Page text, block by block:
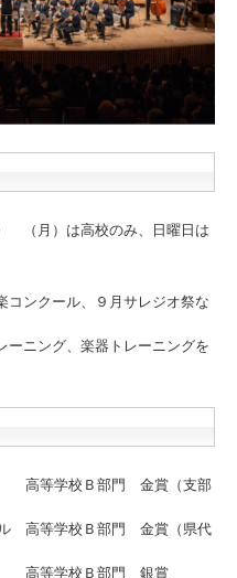
（月）は高校のみ、日曜日は
コンクール、９月サレジオ祭な
ーニング、楽器トレーニングを
高等学校Ｂ部門 金賞（支部
高等学校Ｂ部門 金賞（県代
高等学校Ｂ部門 銀賞